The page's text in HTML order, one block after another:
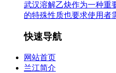
武汉溶解乙炔作为一种重
的特殊性质也要求使用者
快速导航
网站首页
兰江简介